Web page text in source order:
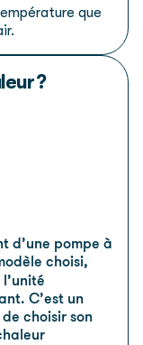
que
?
d’une pompe à
choisi,
C’est un
choisir son